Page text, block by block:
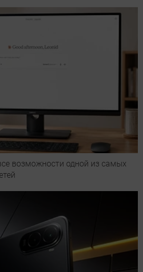
возможности одной из самых